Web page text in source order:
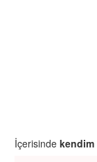
İçerisinde kendim